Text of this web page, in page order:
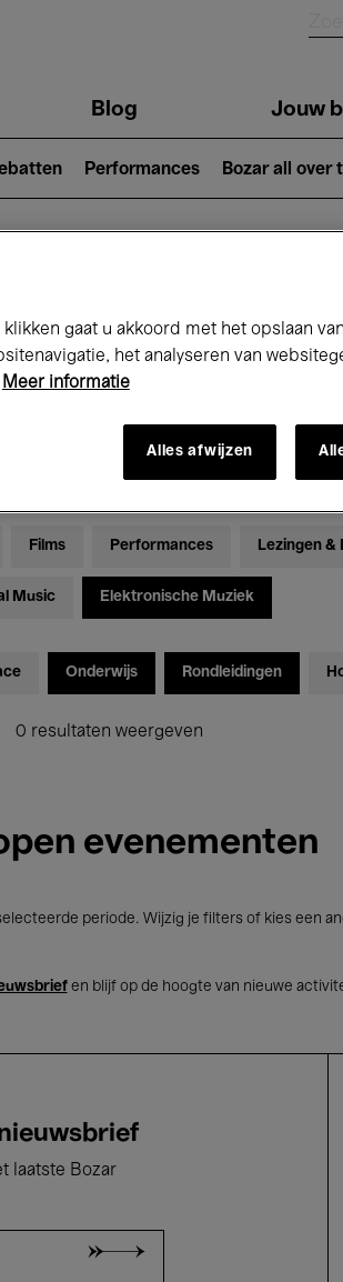
Blog Jouw
Performances Bozar all over
bij Bozar
- Zaterdag 18 April 2026
Films Performances Lezingen &
Music Elektronische Muziek
Onderwijs Rondleidingen
0 resultaten weergeven
evenementen
periode. Wijzig je filters of kies een
en blijf op de hoogte van nieuwe
laatste Bozar
gaat u akkoord met het opslaan
het analyseren van
Meer informatie
Alles afwijzen